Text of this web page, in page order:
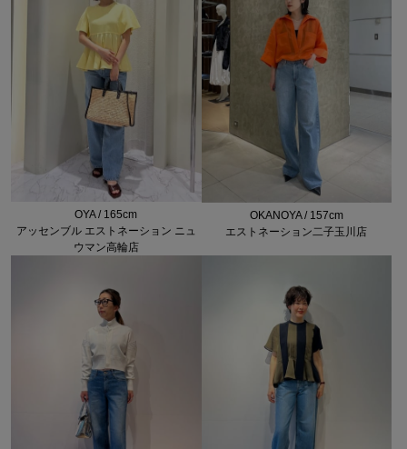
OYA / 165cm
アッセンブル エストネーション ニュ
ウマン高輪店
OKANOYA / 157cm
エストネーション二子玉川店